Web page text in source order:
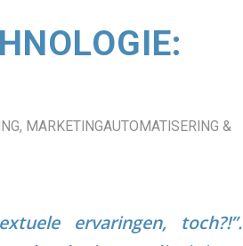
, MARKETINGAUTOMATISERING &
ervaringen, toch?!”.